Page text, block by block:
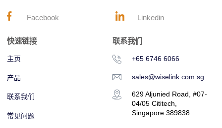
Facebook Linkedin
快速链接
主页
产品
联系我们
常见问题
联系我们
+65 6746 6066
sales@wiselink.com.sg
629 Aljunied Road, #07-
04/05 Cititech,
Singapore 389838